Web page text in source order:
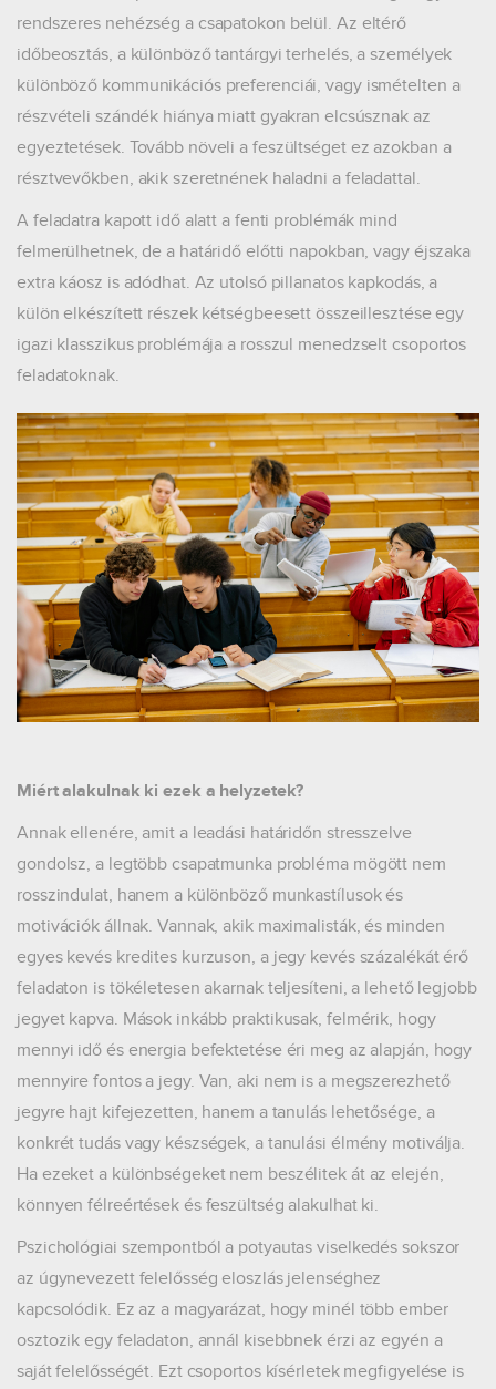
rendszeres nehézség a csapatokon belül. Az eltérő
időbeosztás, a különböző tantárgyi terhelés, a személyek
különböző kommunikációs preferenciái, vagy ismételten a
részvételi szándék hiánya miatt gyakran elcsúsznak az
egyeztetések. Tovább növeli a feszültséget ez azokban a
résztvevőkben, akik szeretnének haladni a feladattal.
A feladatra kapott idő alatt a fenti problémák mind
felmerülhetnek, de a határidő előtti napokban, vagy éjszaka
extra káosz is adódhat. Az utolsó pillanatos kapkodás, a
külön elkészített részek kétségbeesett összeillesztése egy
igazi klasszikus problémája a rosszul menedzselt csoportos
feladatoknak.
Miért alakulnak ki ezek a helyzetek?
Annak ellenére, amit a leadási határidőn stresszelve
gondolsz, a legtöbb csapatmunka probléma mögött nem
rosszindulat, hanem a különböző munkastílusok és
motivációk állnak. Vannak, akik maximalisták, és minden
egyes kevés kredites kurzuson, a jegy kevés százalékát érő
feladaton is tökéletesen akarnak teljesíteni, a lehető legjobb
jegyet kapva. Mások inkább praktikusak, felmérik, hogy
mennyi idő és energia befektetése éri meg az alapján, hogy
mennyire fontos a jegy. Van, aki nem is a megszerezhető
jegyre hajt kifejezetten, hanem a tanulás lehetősége, a
konkrét tudás vagy készségek, a tanulási élmény motiválja.
Ha ezeket a különbségeket nem beszélitek át az elején,
könnyen félreértések és feszültség alakulhat ki.
Pszichológiai szempontból a potyautas viselkedés sokszor
az úgynevezett felelősség eloszlás jelenséghez
kapcsolódik. Ez az a magyarázat, hogy minél több ember
osztozik egy feladaton, annál kisebbnek érzi az egyén a
saját felelősségét. Ezt csoportos kísérletek megfigyelése is